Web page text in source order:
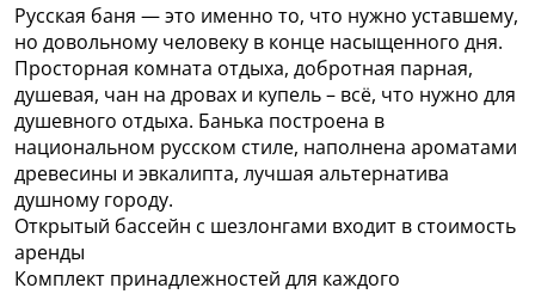
Русская баня — это именно то, что нужно уставшему,
но довольному человеку в конце насыщенного дня.
Просторная комната отдыха, добротная парная,
душевая, чан на дровах и купель – всё, что нужно для
душевного отдыха. Банька построена в
национальном русском стиле, наполнена ароматами
древесины и эвкалипта, лучшая альтернатива
душному городу.
Открытый бассейн с шезлонгами входит в стоимость
аренды
Комплект принадлежностей для каждого